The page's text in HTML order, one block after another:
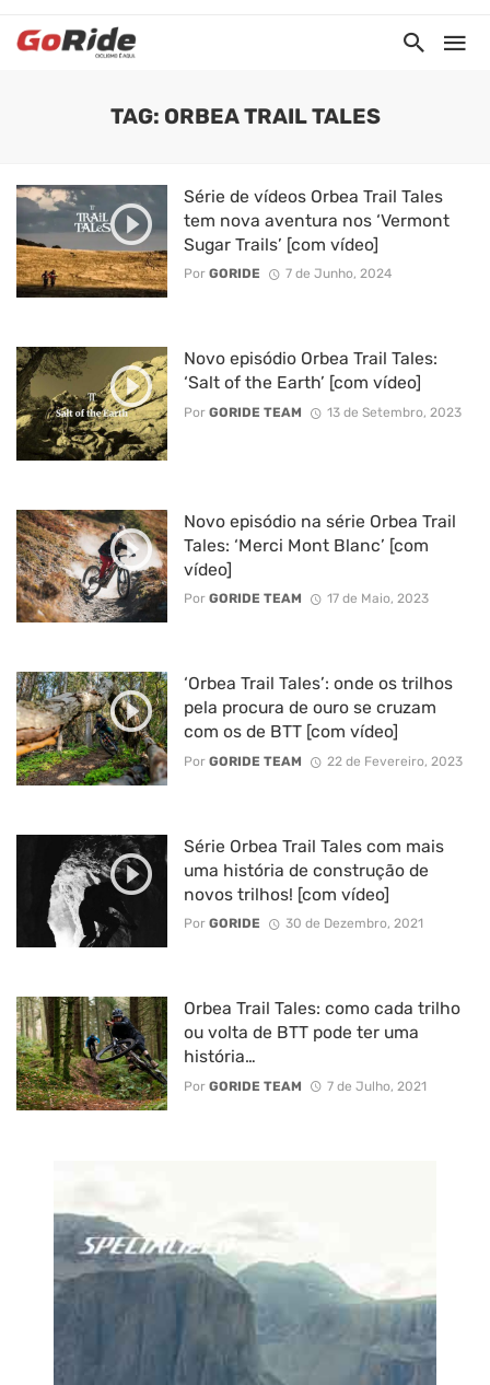
TAG: ORBEA TRAIL TALES
Série de vídeos Orbea Trail Tales
tem nova aventura nos ‘Vermont
Sugar Trails’ [com vídeo]
Por GORIDE 7 de Junho, 2024
Novo episódio Orbea Trail Tales:
‘Salt of the Earth’ [com vídeo]
Por GORIDE TEAM 13 de Setembro, 2023
Novo episódio na série Orbea Trail
Tales: ‘Merci Mont Blanc’ [com
vídeo]
Por GORIDE TEAM 17 de Maio, 2023
‘Orbea Trail Tales’: onde os trilhos
pela procura de ouro se cruzam
com os de BTT [com vídeo]
Por GORIDE TEAM 22 de Fevereiro, 2023
Série Orbea Trail Tales com mais
uma história de construção de
novos trilhos! [com vídeo]
Por GORIDE 30 de Dezembro, 2021
Orbea Trail Tales: como cada trilho
ou volta de BTT pode ter uma
história…
Por GORIDE TEAM 7 de Julho, 2021